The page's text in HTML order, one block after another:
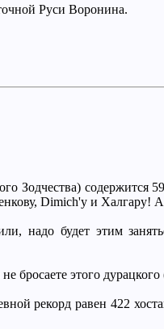
Руси Воронина.
содержится
Dimich'у и
надо будет этим
этого
рекорд равен 422